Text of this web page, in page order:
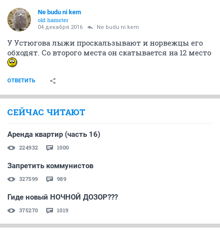
Ne budu ni kem
old hamster
04 декабря 2016 Ne budu ni kem
У Устюгова лыжи проскальзывают и норвежцы его
обходят. Со второго места он скатывается на 12 место
ОТВЕТИТЬ
СЕЙЧАС ЧИТАЮТ
Аренда квартир (часть 16)
224932 1000
Запретить коммунистов
327599 989
Гиде новый НОЧНОЙ ДОЗОР???
375270 1019